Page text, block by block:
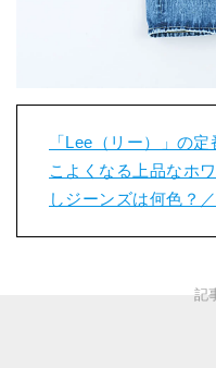
「Lee（リー）」の
こよくなる上品なホ
しジーンズは何色？